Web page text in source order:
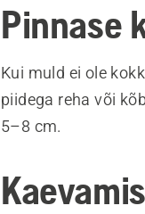
Pinnase
Kui muld ei ole
piidega reha või
5–8 cm.